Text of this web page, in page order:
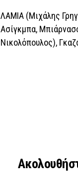
ΛΑΜΙΑ (Μιχάλης
Ασίγκμπα,
Νικολόπουλος),